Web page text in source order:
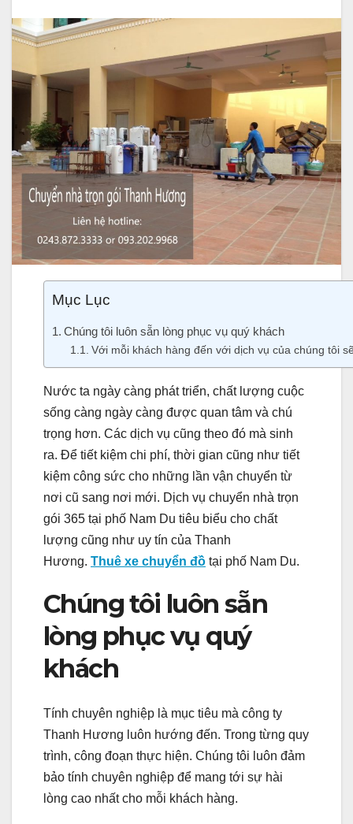
Mục Lục
Chúng tôi luôn sẵn lòng phục vụ quý khách
Với mỗi khách hàng đến với dịch vụ của chúng tôi
Nước ta ngày càng phát triển, chất lượng cuộc
sống càng ngày càng được quan tâm và chú
trọng hơn. Các dịch vụ cũng theo đó mà sinh
ra. Để tiết kiệm chi phí, thời gian cũng như tiết
kiệm công sức cho những lần vận chuyển từ
nơi cũ sang nơi mới. Dịch vụ chuyển nhà trọn
gói 365 tại phố Nam Du tiêu biểu cho chất
lượng cũng như uy tín của Thanh
Hương. Thuê xe chuyển đồ tại phố Nam Du.
Chúng tôi luôn sẵn
lòng phục vụ quý
khách
Tính chuyên nghiệp là mục tiêu mà công ty
Thanh Hương luôn hướng đến. Trong từng quy
trình, công đoạn thực hiện. Chúng tôi luôn đảm
bảo tính chuyên nghiệp để mang tới sự hài
lòng cao nhất cho mỗi khách hàng.